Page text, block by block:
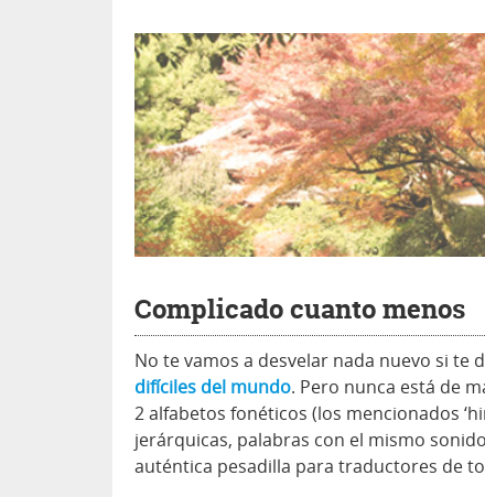
Complicado cuanto menos
No te vamos a desvelar nada nuevo si te
difíciles del mundo. Pero nunca está de
2 alfabetos fonéticos (los mencionados
jerárquicas, palabras con el mismo
auténtica pesadilla para traductores de